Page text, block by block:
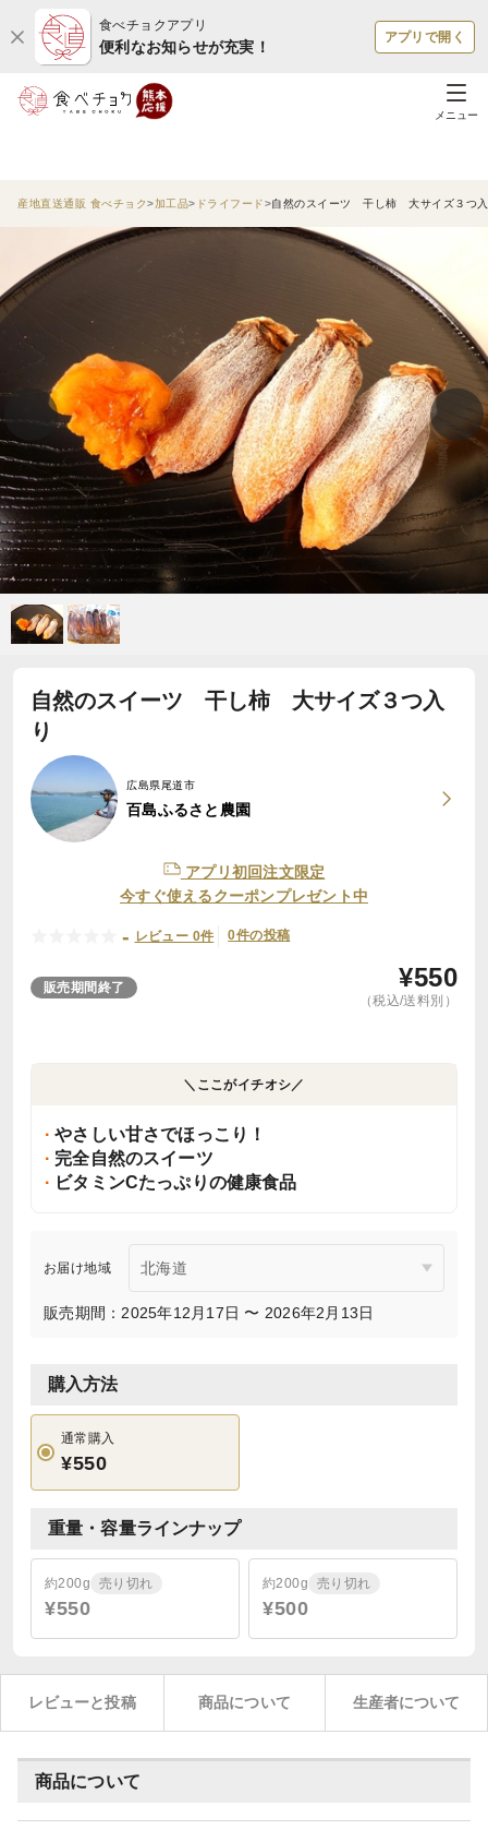
食べチョクアプリ
便利なお知らせが充実！
アプリで開く
メニュー
産地直送通販 食べチョク 加工品 ドライフード 自然のスイーツ 干し柿 大サイズ３つ
自然のスイーツ 干し柿 大サイズ３つ入
り
広島県尾道市
百島ふるさと農園
アプリ初回注文限定
今すぐ使えるクーポンプレゼント中
- レビュー 0件 0件の投稿
販売期間終了 ¥550
（税込/送料別）
＼ここがイチオシ／
やさしい甘さでほっこり！
完全自然のスイーツ
ビタミンCたっぷりの健康食品
お届け地域
販売期間：2025年12月17日 〜 2026年2月13日
購入方法
通常購入
¥550
重量・容量ラインナップ
約200g 売り切れ
¥550
約200g 売り切れ
¥500
レビューと投稿 商品について 生産者について
商品について